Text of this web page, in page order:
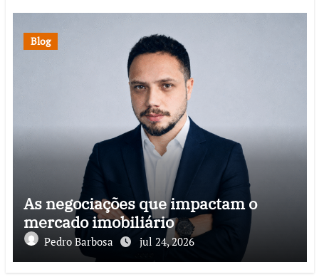
Blog
As negociações que impactam o
mercado imobiliário
Pedro Barbosa jul 24, 2026